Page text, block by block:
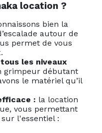
location ?
bien la
autour de
permet de vous
les niveaux
grimpeur débutant
le matériel qu’il
: la location
vous permettant
l'essentiel :